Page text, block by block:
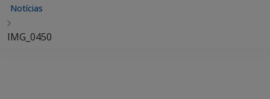
Notícias
IMG_0450